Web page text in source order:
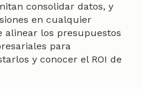
consolidar datos, y
en cualquier
alinear los presupuestos
para
y conocer el ROI de